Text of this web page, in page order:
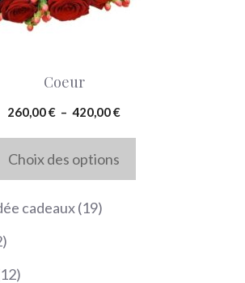
Coeur
260,00€ – 420,00€Plage
260,00 €
Choix des options
cadeaux 1919
42
produits
1212